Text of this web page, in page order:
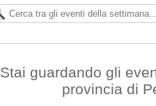
Stai guardando gli
provincia di